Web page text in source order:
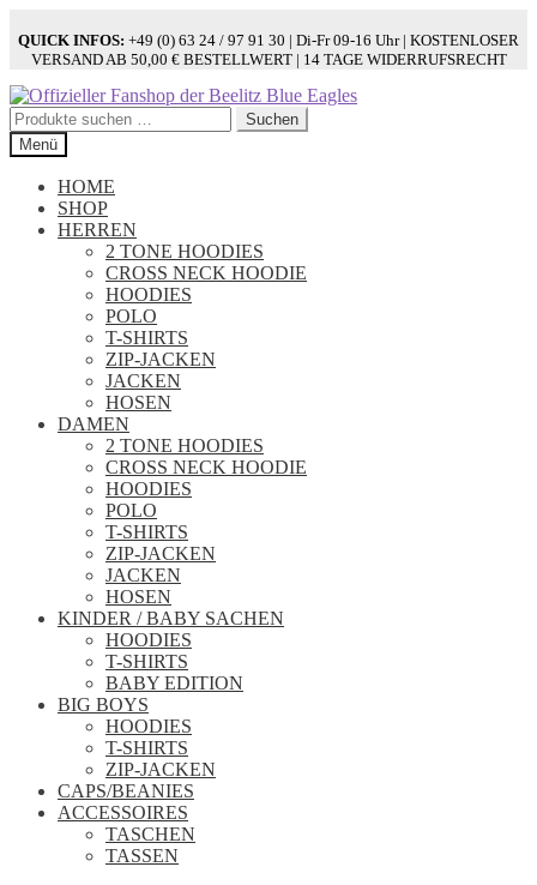
QUICK INFOS: +49 (0) 63 24 / 97 91 30 | Di-Fr 09-16 Uhr | KOSTENLOSER
VERSAND AB 50,00 € BESTELLWERT | 14 TAGE WIDERRUFSRECHT
Zur
Navigation
springen
Zum
Inhalt
springen
Suchen
nach:
Suchen
Menü
HOME
SHOP
HERREN
2 TONE HOODIES
CROSS NECK HOODIE
HOODIES
POLO
T-SHIRTS
ZIP-JACKEN
JACKEN
HOSEN
DAMEN
2 TONE HOODIES
CROSS NECK HOODIE
HOODIES
POLO
T-SHIRTS
ZIP-JACKEN
JACKEN
HOSEN
KINDER / BABY SACHEN
HOODIES
T-SHIRTS
BABY EDITION
BIG BOYS
HOODIES
T-SHIRTS
ZIP-JACKEN
CAPS/BEANIES
ACCESSOIRES
TASCHEN
TASSEN